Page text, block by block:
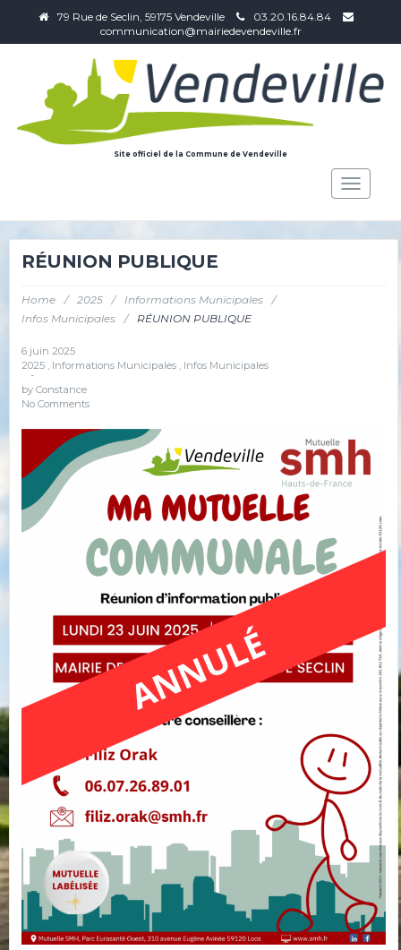
79 Rue de Seclin, 59175 Vendeville
03.20.16.84.84
communication@mairiedevendeville.fr
Site officiel de la Commune de Vendeville
Toggle
RÉUNION PUBLIQUE
Home / 2025 / Informations Municipales
/
Infos Municipales
/ RÉUNION PUBLIQUE
6 juin 2025
2025 , Informations Municipales , Infos Municipales
-
byConstance
No Comments